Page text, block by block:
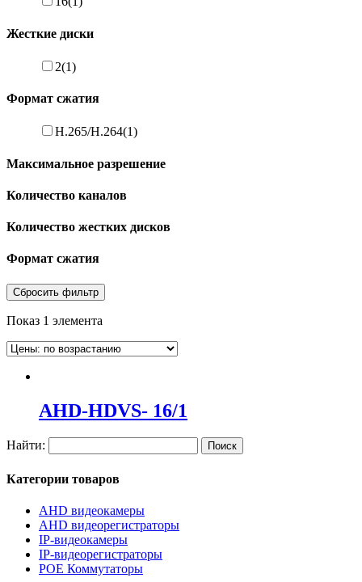
Жесткие диски
2(1)
Формат сжатия
H.265/H.264(1)
Максимальное разрешение
Количество каналов
Количество жестких дисков
Формат сжатия
Сбросить фильтр
Показ 1 элемента
AHD-HDVS- 16/1
Найти:
Категории товаров
AHD видеокамеры
AHD видеорегистраторы
IP-видеокамеры
IP-видеорегистраторы
POE Коммутаторы